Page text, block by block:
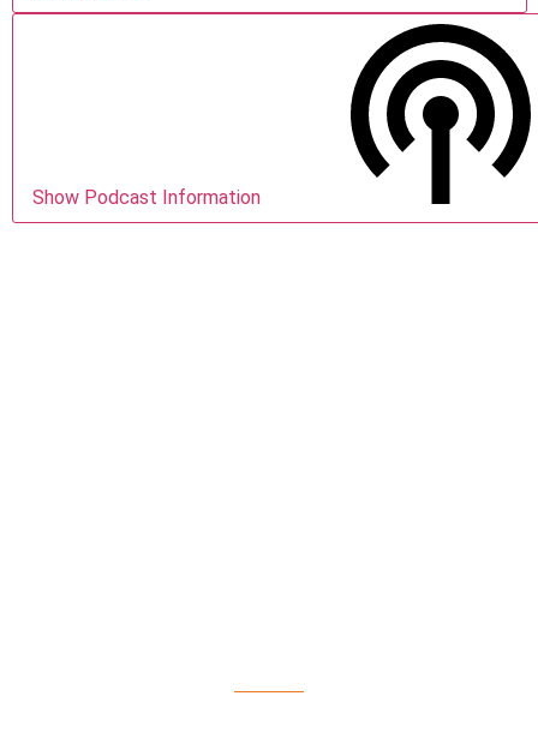
Show Podcast Information